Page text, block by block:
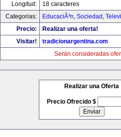
Longitud:
18 caracteres
Categorias:
EducaciÃ³n, Sociedad ,
Precio:
Realizar una oferta!
Visitar!
tradicionargentina.com
Serán consideradas
Realizar una Oferta
Precio Ofrecido $